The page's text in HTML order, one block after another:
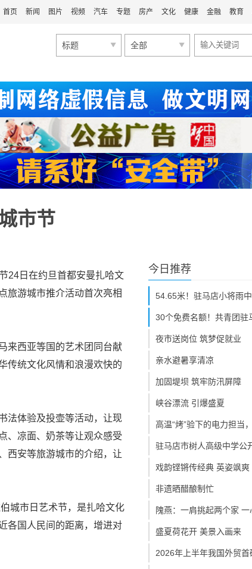
首页 新闻 图片 视频 汽车 专题 房产 文化 健康 金融 教育
标题 全部
市节
24日在约旦首都安曼扎哈文
旅游城市推介活动首次亮相
来西亚等国的艺术团同台献
传统文化风情和浪漫欢快的
法体验及投壶等活动，让现
、凉面、奶茶等让观众感受
西安等旅游城市的介绍，让
城市日艺术节，是扎哈文化
各国人民间的距离，增进对
今日推荐
54.65米！驻马店小将雨
30个免费名额！共青团驻
夜市送岗位 筑梦促就业
亲水避暑享清凉
加固堤坝 筑牢防汛屏障
峡谷漂流 引爆盛夏
高温“烤”验下的电力担当
驻马店市树人高级中学公
戏韵铿锵传经典 英姿飒爽
非遗晒醋酿制忙
隗燕：一肩挑起两个家
盛夏荷花开 美景入画来
2026年上半年我国外贸